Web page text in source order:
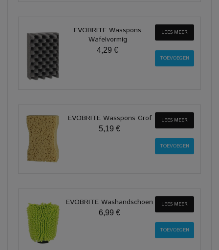
EVOBRITE Wasspons
Wafelvormig
4,29 €
LEES MEER
EVOBRITE Wasspons Grof
5,19 €
LEES MEER
EVOBRITE Washandschoen
6,99 €
LEES MEER